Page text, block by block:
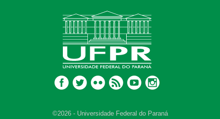
©2026 - Universidade Federal do Paraná